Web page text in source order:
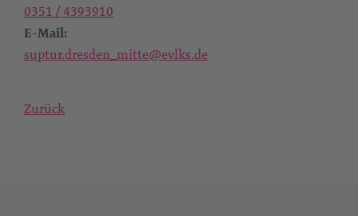
0351 / 4393910
E-Mail:
suptur.dresden_mitte@evlks.de
Zurück